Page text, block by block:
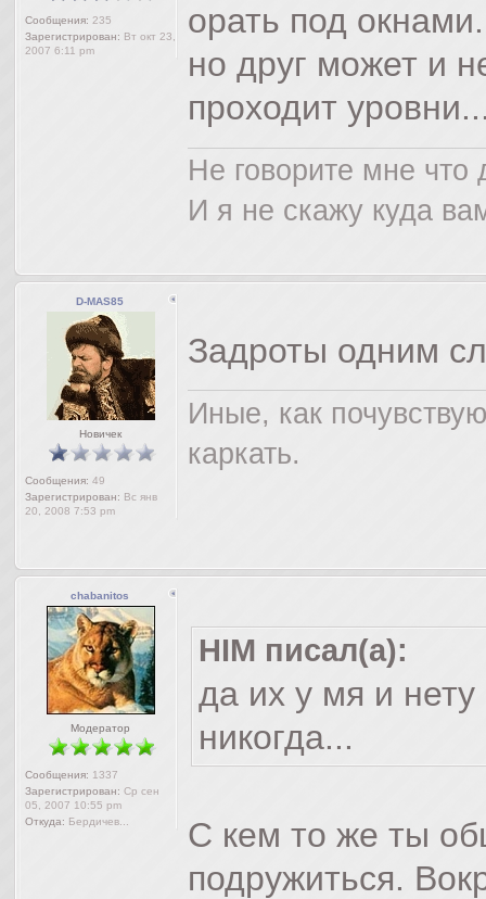
Сообщения: 235
Зарегистрирован: Вт окт 23,
2007 6:11 pm
орать под
но друг может и
проходит
Не говорите мне что
И я не скажу куда
D-MAS85
Новичек
Сообщения: 49
Зарегистрирован: Вс янв
20, 2008 7:53 pm
Задроты одним
Иные, как
каркать.
chabanitos
Модератор
Сообщения: 1337
Зарегистрирован: Ср сен
05, 2007 10:55 pm
Откуда: Бердичев...
HIM писал(а):
да их у мя и
никогда...
С кем то же ты
подружиться.